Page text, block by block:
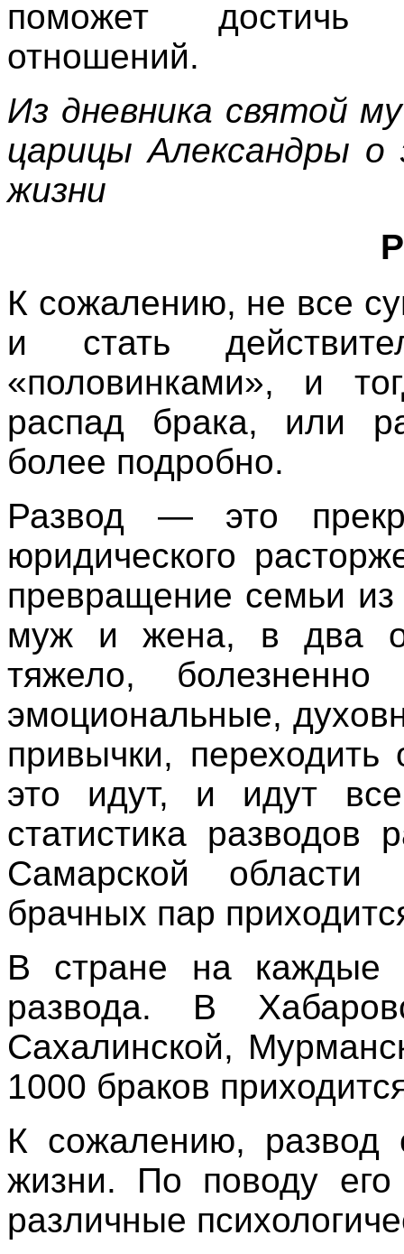
поможет достичь
отношений.
Из дневника святой
царицы Александры о
жизни
К сожалению, не все
и стать
«половинками», и
распад брака, или
более подробно.
Развод — это
юридического
превращение семьи
муж и жена, в два
тяжело,
эмоциональные,
привычки,
это идут, и идут
статистика разводов
Самарской области
брачных пар
В стране на каждые
развода. В
Сахалинской,
1000 браков
К сожалению, развод
жизни. По поводу его
различные